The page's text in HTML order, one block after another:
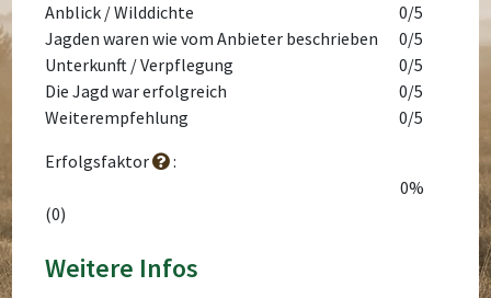
Anblick / Wilddichte
0/5
Jagden waren wie vom Anbieter beschrieben
0/5
Unterkunft / Verpflegung
0/5
Die Jagd war erfolgreich
0/5
Weiterempfehlung
0/5
Erfolgsfaktor
:
0%
(0)
Weitere Infos